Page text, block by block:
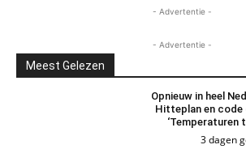
- Advertentie -
- Advertentie -
Meest Gelezen
Opnieuw in heel
Hitteplan en code
‘Temperaturen
3 dagen